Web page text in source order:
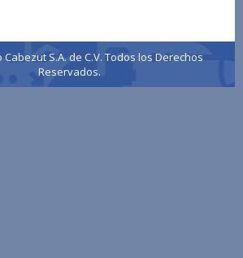
S.A. de C.V. Todos los Derechos
Reservados.